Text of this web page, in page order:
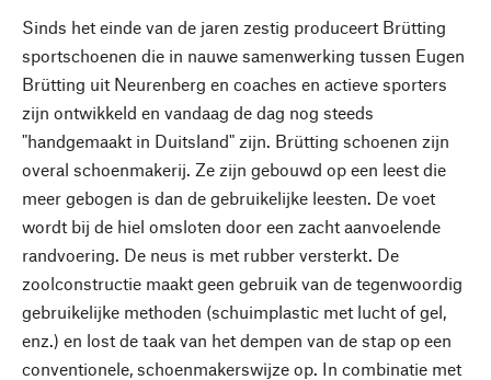
Sinds het einde van de jaren zestig produceert Brütting
sportschoenen die in nauwe samenwerking tussen Eugen
Brütting uit Neurenberg en coaches en actieve sporters
zijn ontwikkeld en vandaag de dag nog steeds
"handgemaakt in Duitsland" zijn. Brütting schoenen zijn
overal schoenmakerij. Ze zijn gebouwd op een leest die
meer gebogen is dan de gebruikelijke leesten. De voet
wordt bij de hiel omsloten door een zacht aanvoelende
randvoering. De neus is met rubber versterkt. De
zoolconstructie maakt geen gebruik van de tegenwoordig
gebruikelijke methoden (schuimplastic met lucht of gel,
enz.) en lost de taak van het dempen van de stap op een
conventionele, schoenmakerswijze op. In combinatie met